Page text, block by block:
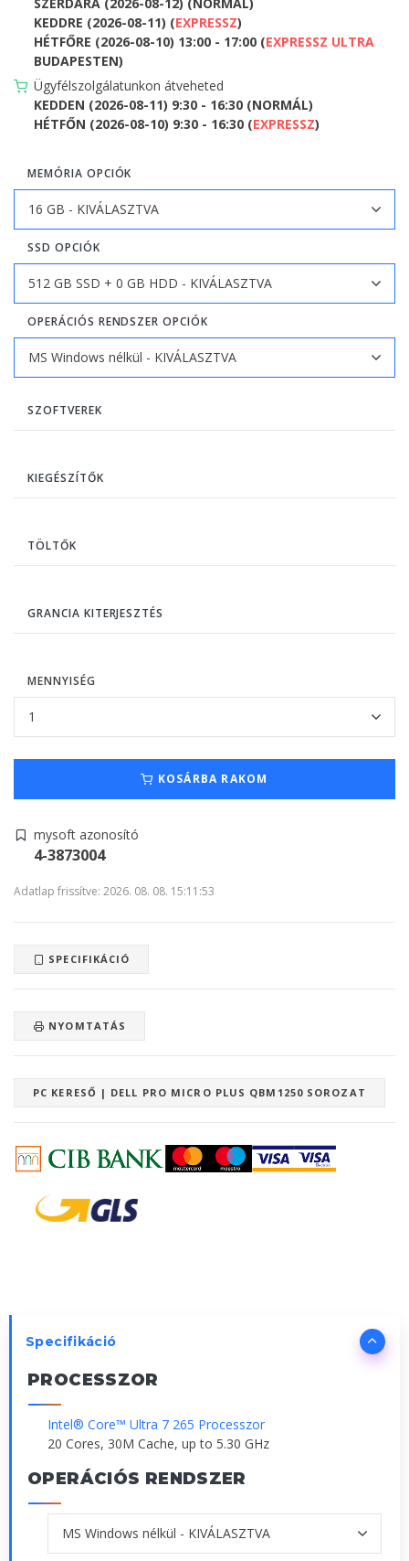
KEDDRE (2026-08-11) (EXPRESSZ)
HÉTFŐRE (2026-08-10) 13:00 - 17:00 (EXPRESSZ ULTRA
BUDAPESTEN)
Ügyfélszolgálatunkon átveheted
KEDDEN (2026-08-11) 9:30 - 16:30 (NORMÁL)
HÉTFŐN (2026-08-10) 9:30 - 16:30 (EXPRESSZ)
MEMÓRIA OPCIÓK
SSD OPCIÓK
OPERÁCIÓS RENDSZER OPCIÓK
SZOFTVEREK
KIEGÉSZÍTŐK
TÖLTŐK
GRANCIA KITERJESZTÉS
MENNYISÉG
KOSÁRBA RAKOM
mysoft azonosító
4-3873004
Adatlap frissítve: 2026. 08. 08. 15:11:53
SPECIFIKÁCIÓ
NYOMTATÁS
PC KERESŐ | DELL PRO MICRO PLUS QBM1250 SOROZAT
Specifikáció
PROCESSZOR
Intel® Core™ Ultra 7 265 Processzor
20 Cores, 30M Cache, up to 5.30 GHz
OPERÁCIÓS RENDSZER